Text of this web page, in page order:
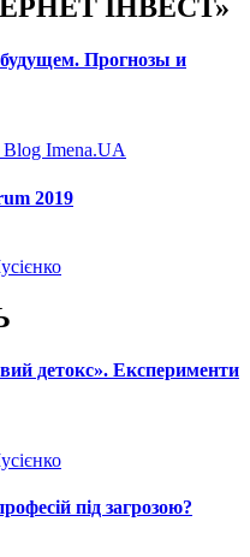
ІНВЕСТ»
Прогнозы и
Blog Imena.UA
2019
детокс». Експерименти
під загрозою?